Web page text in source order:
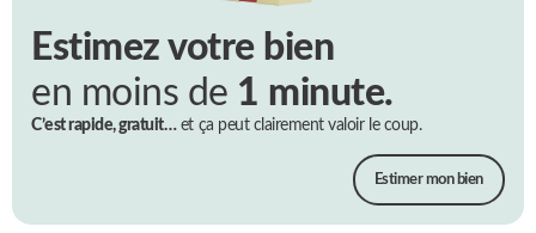
Estimez votre bien
en moins de 1 minute.
C’est rapide, gratuit…et ça peut clairement valoir le coup.
Estimer mon bien